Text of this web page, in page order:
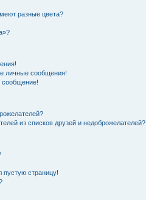
разные цвета?
личные сообщения!
сообщение!
из списков друзей и недоброжелателей?
пустую страницу!